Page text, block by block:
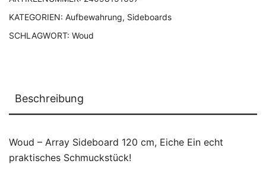
KATEGORIEN: Aufbewahrung, Sideboards
SCHLAGWORT: Woud
Beschreibung
Woud – Array Sideboard 120 cm, Eiche Ein echt
praktisches Schmuckstück!